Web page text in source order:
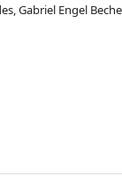
Gabriel Engel